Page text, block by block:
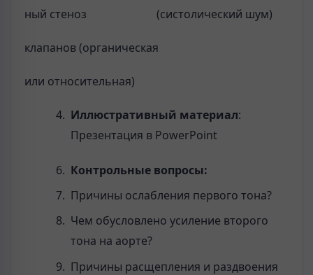
ный стеноз (систолический шум)
клапанов (органическая
или относительная)
Иллюстративный материал:
Презентация в PowerPoint
Контрольные вопросы:
Причины ослабления первого тона?
Чем обусловлено усиление второго
тона на аорте?
Причины расщепления и раздвоения